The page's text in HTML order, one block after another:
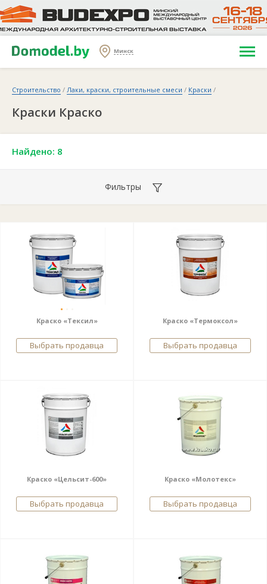
Минск
Строительство / Лаки, краски, строительные смеси / Краски /
Краски Краско
Найдено: 8
Фильтры
Краско «Тексил»
Выбрать продавца
Краско «Термоксол»
Выбрать продавца
Краско «Цельсит-600»
Выбрать продавца
Краско «Молотекс»
Выбрать продавца